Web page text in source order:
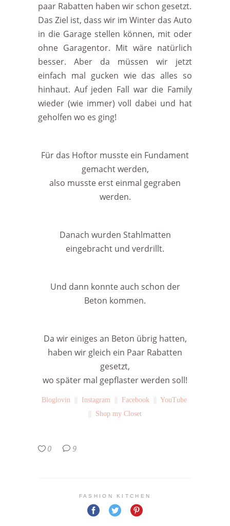
paar Rabatten haben wir schon gesetzt.
Das Ziel ist, dass wir im Winter das Auto
in die Garage stellen können, mit oder
ohne Garagentor. Mit wäre natürlich
besser. Aber da müssen wir jetzt
einfach mal gucken wie das alles so
hinhaut. Auf jeden Fall war die Family
wieder (wie immer) voll dabei und hat
geholfen wo es ging!
Für das Hoftor musste ein Fundament
gemacht werden,
also musste erst einmal gegraben
werden.
Danach wurden Stahlmatten
eingebracht und verdrillt.
Und dann konnte auch schon der
Beton kommen.
Da wir einiges an Beton übrig hatten,
haben wir gleich ein Paar Rabatten
gesetzt,
wo später mal gepflaster werden soll!
Bloglovin|| Instagram|| Facebook|| YouTube
Shop my Closet
0 9
FASHION KITCHEN